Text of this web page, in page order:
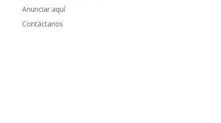
Anunciar aquí
Contáctanos